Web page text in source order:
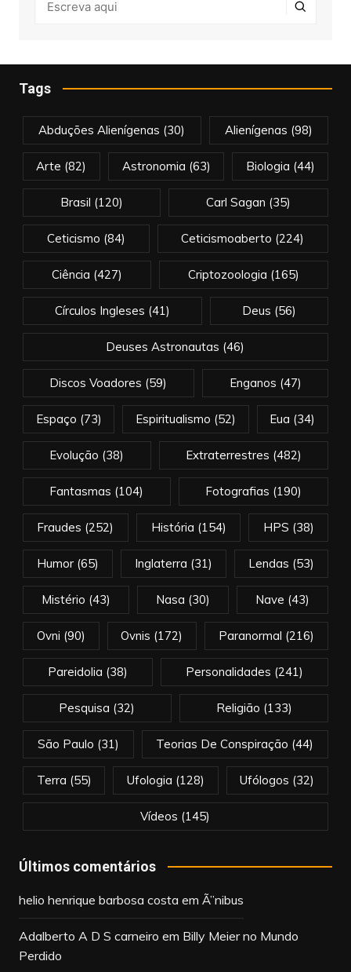
Tags
Abduções Alienígenas (30) Alienígenas (98)
Arte (82) Astronomia (63) Biologia (44)
Brasil (120) Carl Sagan (35)
Ceticismo (84) Ceticismoaberto (224)
Ciência (427) Criptozoologia (165)
Círculos Ingleses (41) Deus (56)
Deuses Astronautas (46)
Discos Voadores (59) Enganos (47)
Espaço (73) Espiritualismo (52) Eua (34)
Evolução (38) Extraterrestres (482)
Fantasmas (104) Fotografias (190)
Fraudes (252) História (154) HPS (38)
Humor(65) Inglaterra (31) Lendas (53)
Mistério (43) Nasa (30) Nave (43)
Ovni (90) Ovnis (172) Paranormal (216)
Pareidolia (38) Personalidades (241)
Pesquisa (32) Religião (133)
São Paulo (31) Teorias De Conspiração (44)
Terra (55) Ufologia (128) Ufólogos (32)
Vídeos (145)
Últimos comentários
helio henrique barbosa costa em Ã”nibus
Adalberto A D S carneiro em Billy Meier no Mundo
Perdido